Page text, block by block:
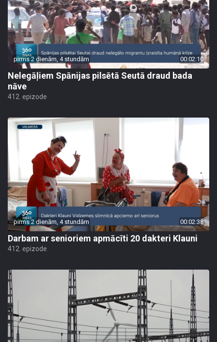
pirms 2 dienām, 4 stundām 00:02:10
Nelegāļiem Spānijas pilsētā Seutā draud bada
nāve
412. epizode
pirms 2 dienām, 4 stundām 00:02:38
Darbam ar senioriem apmācīti 20 dakteri Klauni
412. epizode